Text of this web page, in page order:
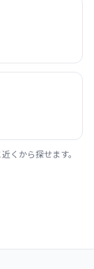
くから探せます。